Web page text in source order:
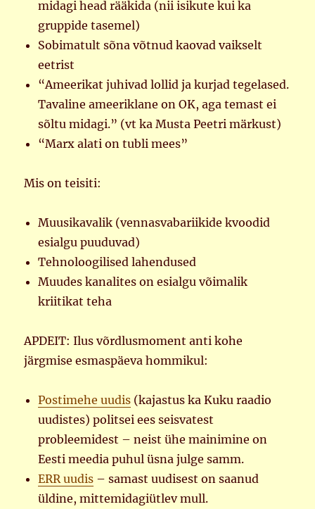
midagi head rääkida (nii isikute kui ka
gruppide tasemel)
Sobimatult sõna võtnud kaovad vaikselt
eetrist
“Ameerikat juhivad lollid ja kurjad tegelased.
Tavaline ameeriklane on OK, aga temast ei
sõltu midagi.” (vt ka Musta Peetri märkust)
“Marx alati on tubli mees”
Mis on teisiti:
Muusikavalik (vennasvabariikide kvoodid
esialgu puuduvad)
Tehnoloogilised lahendused
Muudes kanalites on esialgu võimalik
kriitikat teha
APDEIT: Ilus võrdlusmoment anti kohe
järgmise esmaspäeva hommikul:
Postimehe uudis (kajastus ka Kuku raadio
uudistes) politsei ees seisvatest
probleemidest – neist ühe mainimine on
Eesti meedia puhul üsna julge samm.
ERR uudis – samast uudisest on saanud
üldine, mittemidagiütlev mull.